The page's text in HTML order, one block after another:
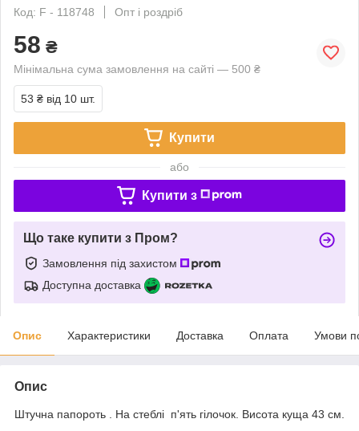
Код: F - 118748
Опт і роздріб
58 ₴
Мінімальна сума замовлення на сайті — 500 ₴
53 ₴ від 10 шт.
Купити
або
Купити з
Що таке купити з Пром?
Замовлення під захистом
Доступна доставка
Опис Характеристики Доставка Оплата Умови
Опис
Штучна папороть . На стеблі п'ять гілочок. Висота куща 43 см.